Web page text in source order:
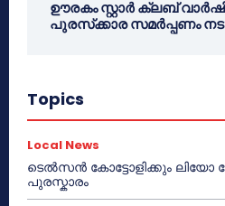
ഊരകം സ്റ്റാർ ക്ലബ്
പുരസ്‌ക്കാര സമർപ്പണം
Topics
Local News
ടെൽസൻ കോട്ടോളിക്കും
പുരസ്കാരം